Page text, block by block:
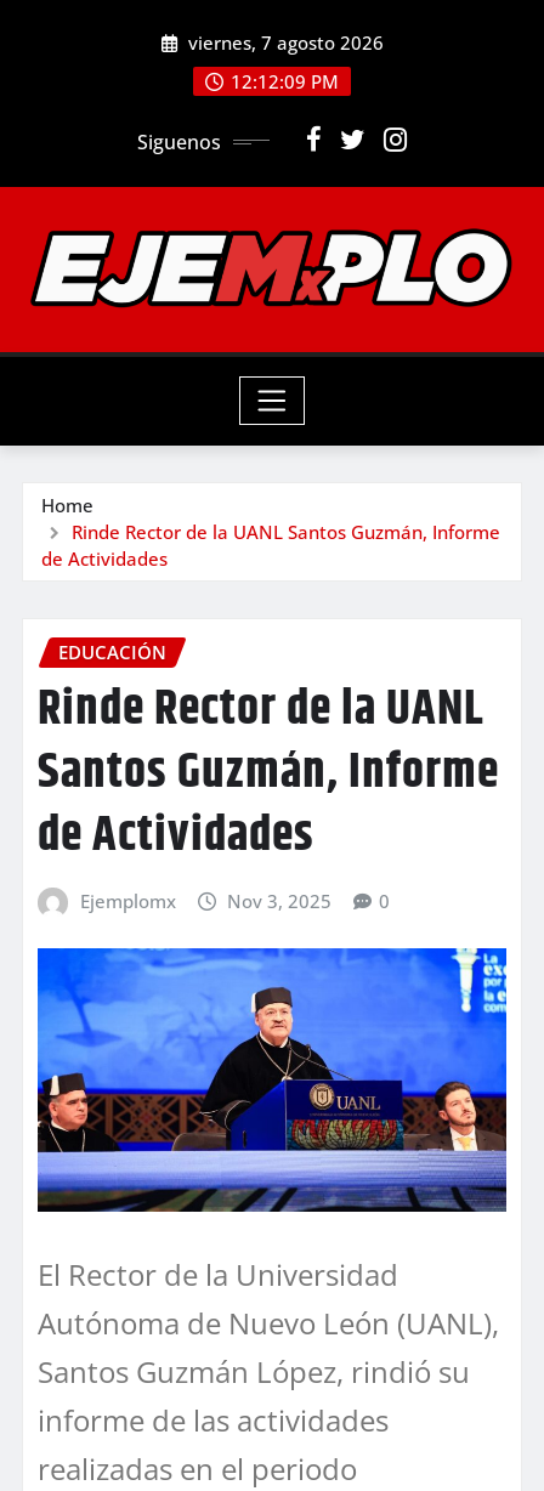
viernes, 7 agosto 2026
12:12:11 PM
Siguenos
Home
Rinde Rector de la UANL Santos Guzmán, Informe
de Actividades
EDUCACIÓN
Rinde Rector de la UANL
Santos Guzmán, Informe
de Actividades
Ejemplomx Nov 3, 2025 0
El Rector de la Universidad
Autónoma de Nuevo León (UANL),
Santos Guzmán López, rindió su
informe de las actividades
realizadas en el periodo